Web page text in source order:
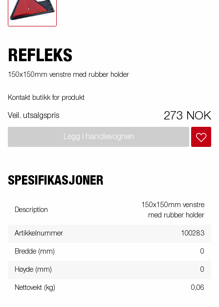
REFLEKS
150x150mm venstre med rubber holder
Kontakt butikk for produkt
Veil. utsalgspris 273 NOK
Legg i handlevognen
SPESIFIKASJONER
Description
150x150mm venstre
med rubber holder
Artikkelnummer 100283
Bredde (mm) 0
Høyde (mm) 0
Nettovekt (kg) 0,06